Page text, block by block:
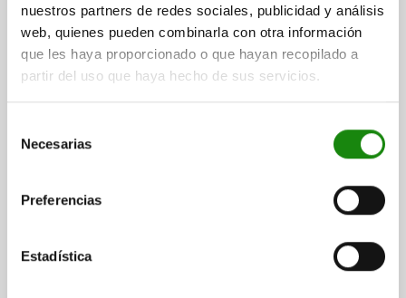
nuestros partners de redes sociales, publicidad y análisis
web, quienes pueden combinarla con otra información
que les haya proporcionado o que hayan recopilado a
partir del uso que haya hecho de sus servicios.
Necesarias
Preferencias
Estadística
PRODUCT SELECTION
DETAILS